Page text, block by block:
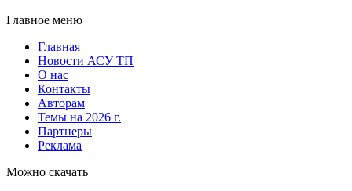
Главное меню
Главная
Новости АСУ ТП
О нас
Контакты
Авторам
Темы на 2026 г.
Партнеры
Реклама
Можно скачать